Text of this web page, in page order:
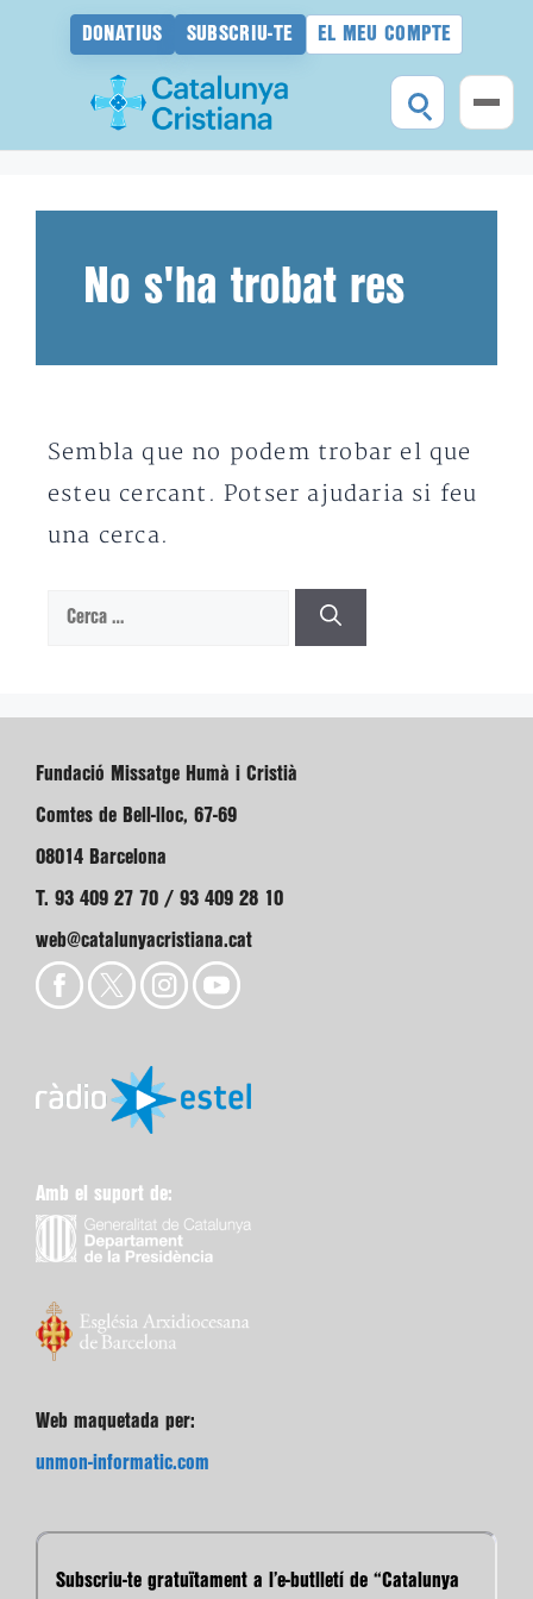
DONATIUS SUBSCRIU-TE EL MEU COMPTE
No s'ha trobat res
Sembla que no podem trobar el que
esteu cercant. Potser ajudaria si feu
una cerca.
Cerca:
Fundació Missatge Humà i Cristià
Comtes de Bell-lloc, 67-69
08014 Barcelona
T. 93 409 27 70 / 93 409 28 10
web@catalunyacristiana.cat
Amb el suport de:
Web maquetada per:
unmon-informatic.com
Subscriu-te gratuïtament a l’e-butlletí de “Catalunya